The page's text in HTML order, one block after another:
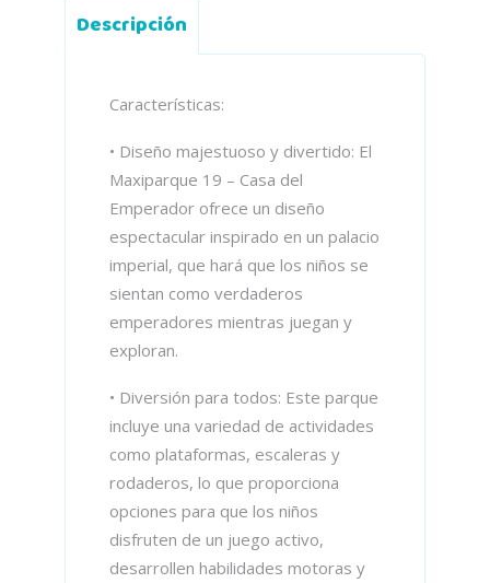
Descripción
Características:
• Diseño majestuoso y divertido: El
Maxiparque 19 – Casa del
Emperador ofrece un diseño
espectacular inspirado en un palacio
imperial, que hará que los niños se
sientan como verdaderos
emperadores mientras juegan y
exploran.
• Diversión para todos: Este parque
incluye una variedad de actividades
como plataformas, escaleras y
rodaderos, lo que proporciona
opciones para que los niños
disfruten de un juego activo,
desarrollen habilidades motoras y